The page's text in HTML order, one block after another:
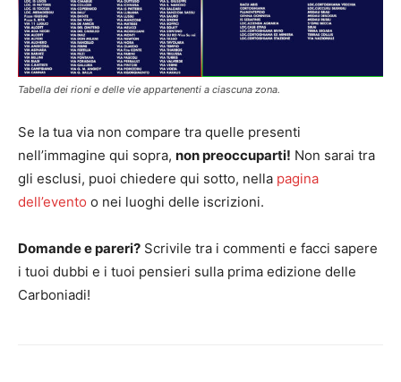
Tabella dei rioni e delle vie appartenenti a ciascuna zona.
Se la tua via non compare tra quelle presenti
nell’immagine qui sopra, non preoccuparti! Non sarai tra
gli esclusi, puoi chiedere qui sotto, nella pagina
dell’evento o nei luoghi delle iscrizioni.
Domande e pareri? Scrivile tra i commenti e facci sapere
i tuoi dubbi e i tuoi pensieri sulla prima edizione delle
Carboniadi!